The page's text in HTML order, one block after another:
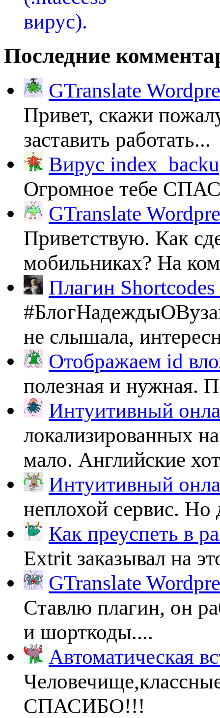
Последние
GTranslate
Привет, скажи
заставить работать...
Вирус
Огромное тебе
GTranslate
Приветствую. Как
мобильниках? На
Плагин
не слышала,
Отображаем id
полезная и нужная.
Интуитивный
локализированных
мало. Английские
Интуитивный
неплохой сервис.
Как преуспеть в
Extrit заказывал на
GTranslate
Ставлю плагин, он
и шорткоды....
Автоматическая
СПАСИБО!!!